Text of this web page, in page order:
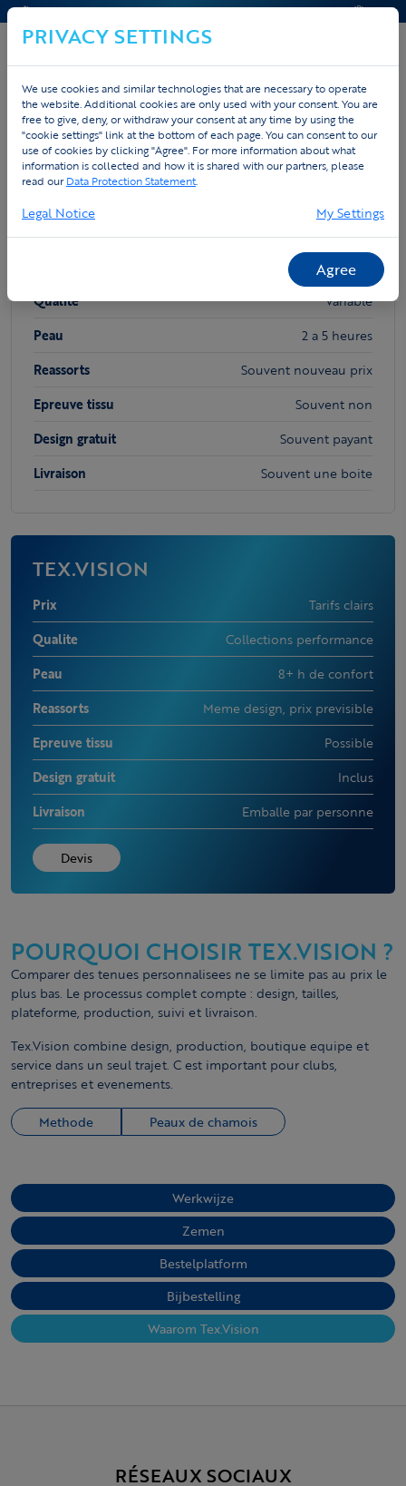
CONTACT & AIDE DEVIS
Home Custom Autres marques
Pourquoi choisir Tex.Vision ?
AUTRES MARQUES
Bas a tres eleve
Qualite
Variable
Peau
2 a 5 heures
Reassorts
Souvent nouveau prix
Epreuve tissu
Souvent non
Design gratuit
Souvent payant
Livraison
Souvent une boite
TEX.VISION
Prix
Tarifs clairs
Qualite
Collections performance
Peau
8+ h de confort
Reassorts
Meme design, prix previsible
Epreuve tissu
Possible
Design gratuit
Inclus
Livraison
Emballe par personne
Devis
POURQUOI CHOISIR TEX.VISION ?
Comparer des tenues personnalisees ne se limite pas au prix le
plus bas. Le processus complet compte : design, tailles,
plateforme, production, suivi et livraison.
Tex.Vision combine design, production, boutique equipe et
service dans un seul trajet. C est important pour clubs,
entreprises et evenements.
Methode
Peaux de chamois
Werkwijze
Zemen
Bestelplatform
Bijbestelling
Waarom Tex.Vision
RÉSEAUX SOCIAUX
PRIVACY SETTINGS
We use cookies and similar technologies that are necessary to operate
the website. Additional cookies are only used with your consent. You are
free to give, deny, or withdraw your consent at any time by using the
"cookie settings" link at the bottom of each page. You can consent to our
use of cookies by clicking "Agree". For more information about what
information is collected and how it is shared with our partners, please
read ourData Protection Statement.
Legal Notice My Settings
Agree